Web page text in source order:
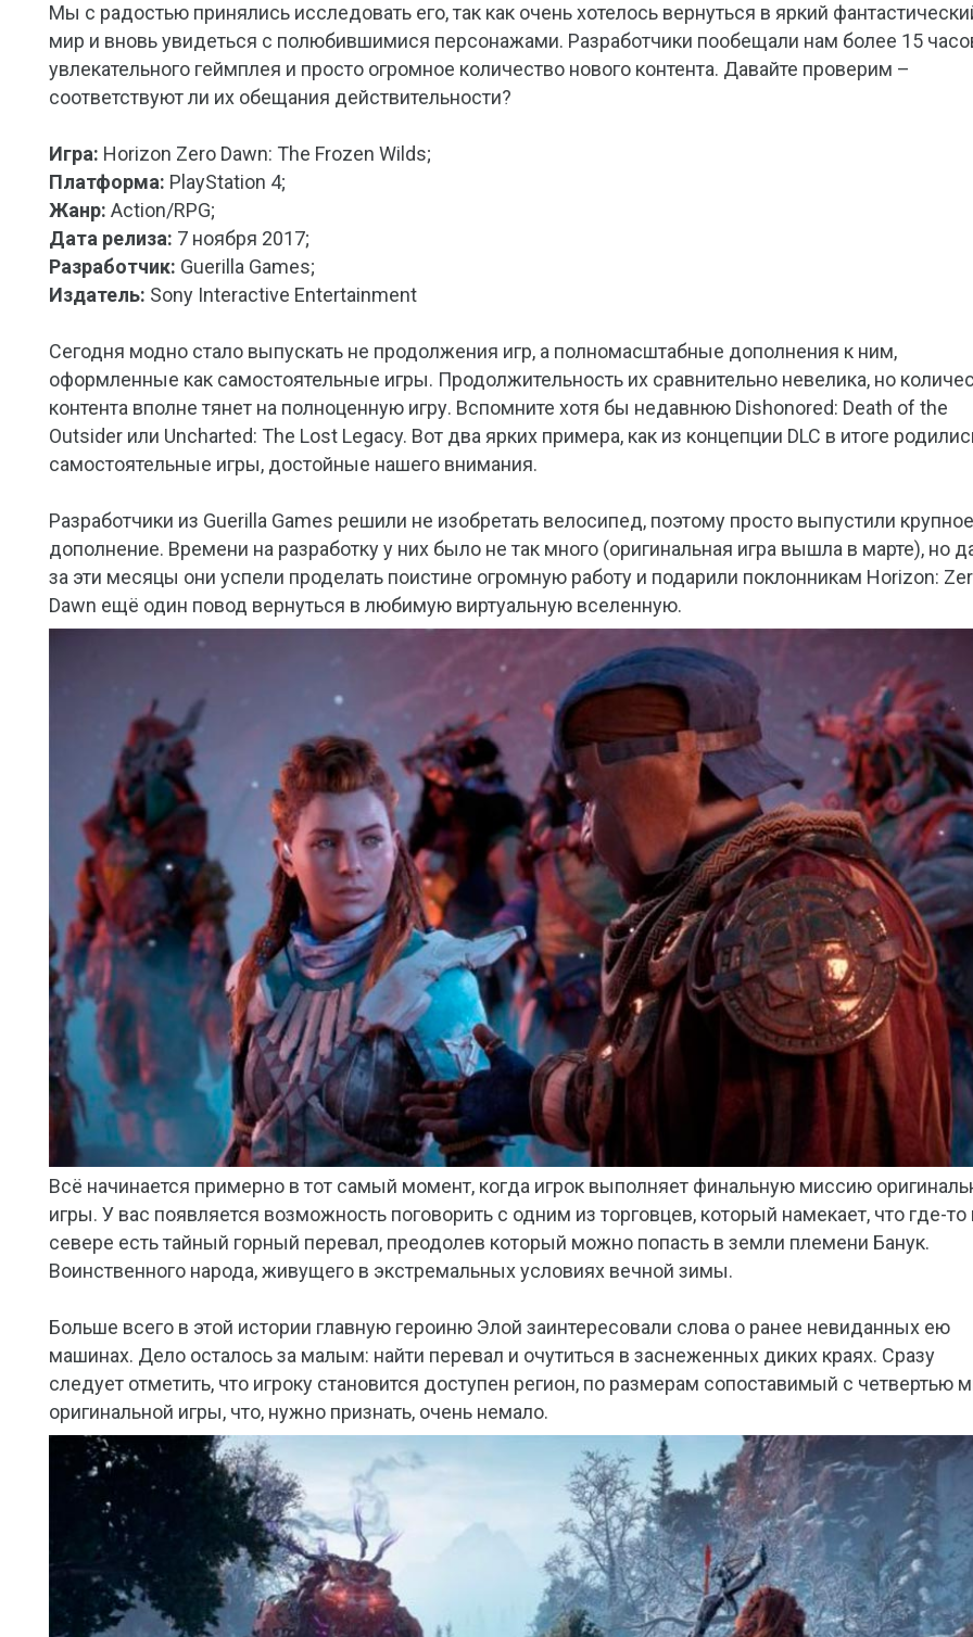
Мы с радостью принялись исследовать его, так как очень хотелось вернуться в яркий
мир и вновь увидеться с полюбившимися персонажами. Разработчики пообещали нам более 15
увлекательного геймплея и просто огромное количество нового контента. Давайте проверим –
соответствуют ли их обещания действительности?
Игра: Horizon Zero Dawn: The Frozen Wilds;
Платформа: PlayStation 4;
Жанр: Action/RPG;
Дата релиза: 7 ноября 2017;
Разработчик: Guerilla Games;
Издатель: Sony Interactive Entertainment
Сегодня модно стало выпускать не продолжения игр, а полномасштабные дополнения к ним,
оформленные как самостоятельные игры. Продолжительность их сравнительно невелика, но
контента вполне тянет на полноценную игру. Вспомните хотя бы недавнюю Dishonored: Death of the
Outsider или Uncharted: The Lost Legacy. Вот два ярких примера, как из концепции DLC в итоге
самостоятельные игры, достойные нашего внимания.
Разработчики из Guerilla Games решили не изобретать велосипед, поэтому просто выпустили крупное
дополнение. Времени на разработку у них было не так много (оригинальная игра вышла в марте), но
за эти месяцы они успели проделать поистине огромную работу и подарили поклонникам Horizon:
Dawn ещё один повод вернуться в любимую виртуальную вселенную.
Всё начинается примерно в тот самый момент, когда игрок выполняет финальную миссию
игры. У вас появляется возможность поговорить с одним из торговцев, который намекает, что где-то
севере есть тайный горный перевал, преодолев который можно попасть в земли племени Банук.
Воинственного народа, живущего в экстремальных условиях вечной зимы.
Больше всего в этой истории главную героиню Элой заинтересовали слова о ранее невиданных ею
машинах. Дело осталось за малым: найти перевал и очутиться в заснеженных диких краях. Сразу
следует отметить, что игроку становится доступен регион, по размерам сопоставимый с четвертью
оригинальной игры, что, нужно признать, очень немало.